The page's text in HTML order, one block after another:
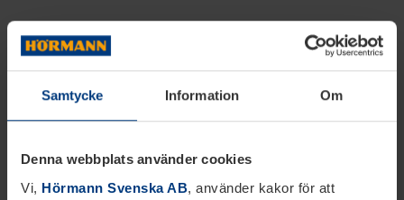
Samtycke Information Om
Denna webbplats använder cookies
Vi, Hörmann Svenska AB, använder kakor för att